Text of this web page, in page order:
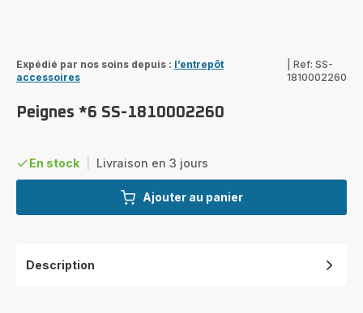
Expédié par nos soins depuis : l’entrepôt
accessoires
Ref: SS-
1810002260
Peignes *6 SS-1810002260
En stock Livraison en 3 jours
Ajouter au panier
Description